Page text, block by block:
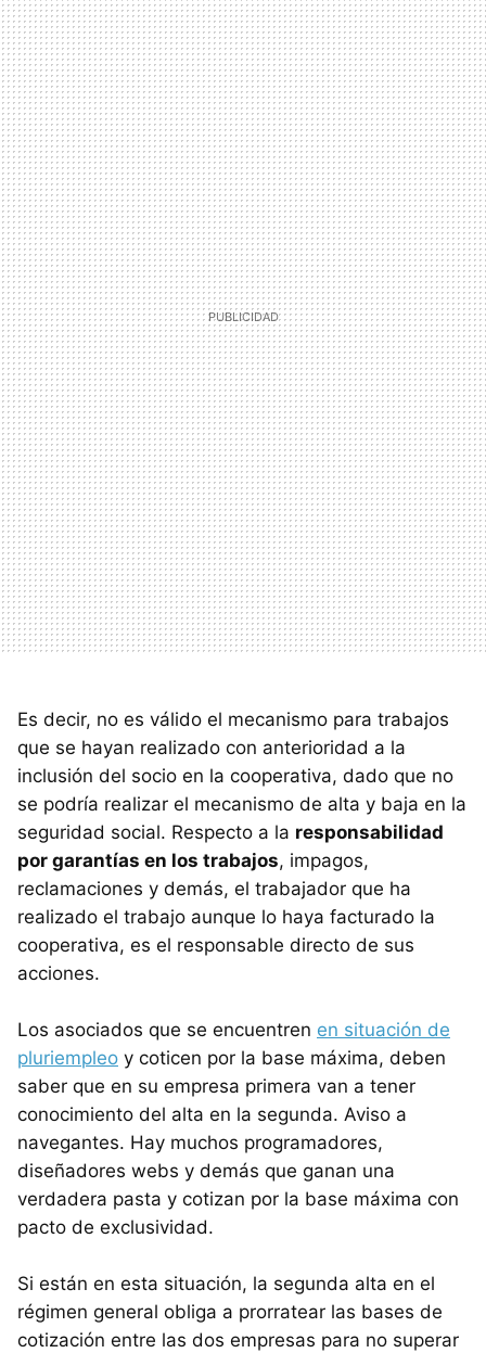
Es decir, no es válido el mecanismo para trabajos
que se hayan realizado con anterioridad a la
inclusión del socio en la cooperativa, dado que no
se podría realizar el mecanismo de alta y baja en la
seguridad social. Respecto a la responsabilidad
por garantías en los trabajos, impagos,
reclamaciones y demás, el trabajador que ha
realizado el trabajo aunque lo haya facturado la
cooperativa, es el responsable directo de sus
acciones.
Los asociados que se encuentren en situación de
pluriempleo y coticen por la base máxima, deben
saber que en su empresa primera van a tener
conocimiento del alta en la segunda. Aviso a
navegantes. Hay muchos programadores,
diseñadores webs y demás que ganan una
verdadera pasta y cotizan por la base máxima con
pacto de exclusividad.
Si están en esta situación, la segunda alta en el
régimen general obliga a prorratear las bases de
cotización entre las dos empresas para no superar